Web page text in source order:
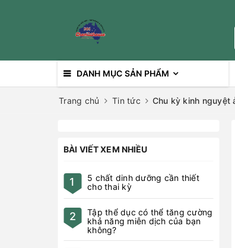
DANH MỤC SẢN PHẨM
Trang chủ Tin tức Chu kỳ kinh nguyệt
BÀI VIẾT XEM NHIỀU
1
5 chất dinh dưỡng cần thiết
cho thai kỳ
2
Tập thể dục có thể tăng cường
khả năng miễn dịch của bạn
không?